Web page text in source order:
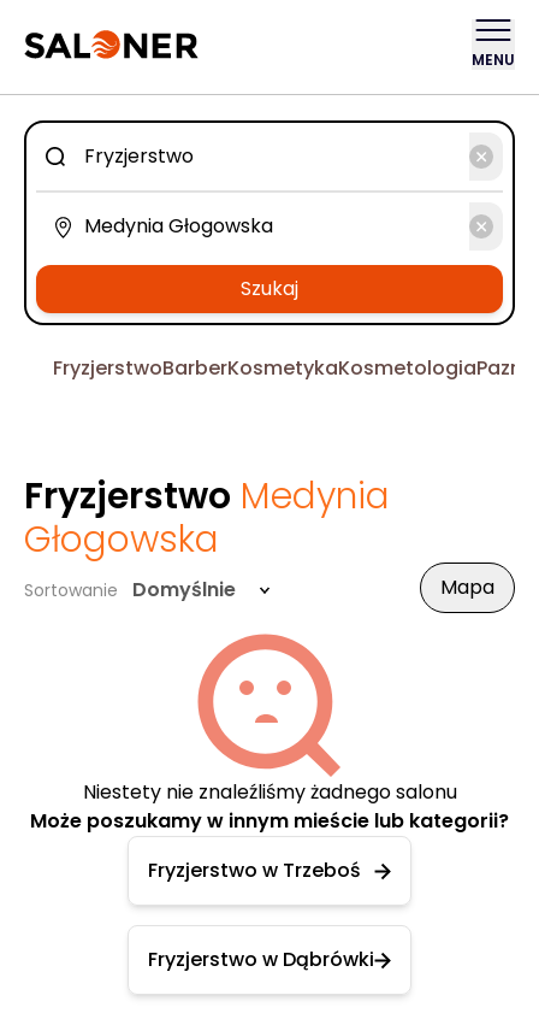
MENU
Szukaj
FryzjerstwoBarberKosmetykaKosmetologia
Fryzjerstwo Medynia
Głogowska
Sortowanie Domyślnie Mapa
Niestety nie znaleźliśmy żadnego salonu
Może poszukamy w innym mieście lub kategorii?
Fryzjerstwo w Trzeboś
Fryzjerstwo w Dąbrówki